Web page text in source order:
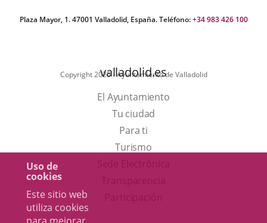
Uso de
cookies
Este sitio web
utiliza cookies
Plaza Mayor, 1. 47001 Valladolid, España. Teléfono:+34 983 426 100
Copyright 2025 - Ayuntamiento de Valladolid
valladolid.es
El Ayuntamiento
Tu ciudad
Para ti
TurismoEste